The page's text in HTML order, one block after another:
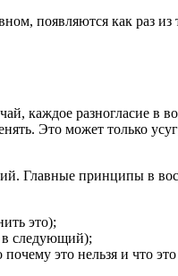
появляются как раз
каждое разногласие в
Это может только
Главные принципы в
это);
в следующий);
это нельзя и что это